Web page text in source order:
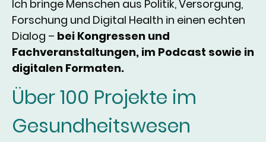
Ich bringe Menschen aus Politik, Versorgung,
Forschung und Digital Health in einen echten
Dialog – bei Kongressen und
Fachveranstaltungen, im Podcast sowie in
digitalen Formaten.
Über 100 Projekte im
Gesundheitswesen